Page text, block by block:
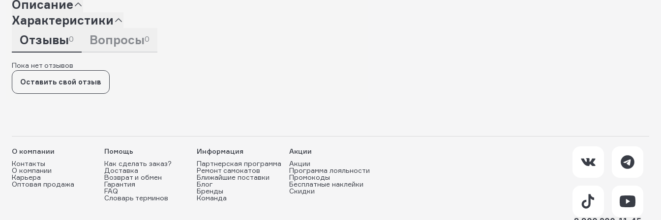
Описание
Характеристики
Отзывы0 Вопросы0
Пока нет отзывов
Оставить свой отзыв
О компании
Контакты
О компании
Карьера
Оптовая продажа
Помощь
Как сделать заказ?
Доставка
Возврат и обмен
Гарантия
FAQ
Словарь терминов
Информация
Партнерская программа
Ремонт самокатов
Ближайшие поставки
Блог
Бренды
Команда
Акции
Акции
Программа лояльности
Промокоды
Бесплатные наклейки
Скидки